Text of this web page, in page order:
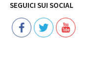
SEGUICI SUI SOCIAL